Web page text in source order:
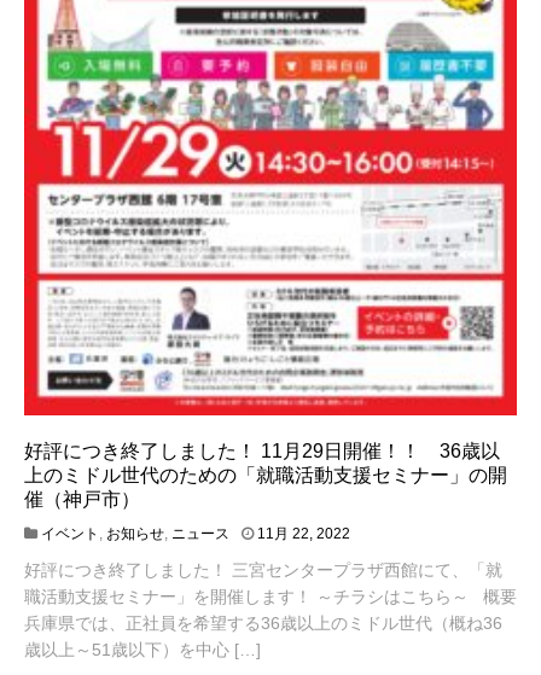
好評につき終了しました！ 11月29日開催！！ 36歳以
上のミドル世代のための「就職活動支援セミナー」の開
催（神戸市）
イベント お知らせ ニュース 11月 22, 2022
月
2
3
好評につき終了しました！ 三宮センタープラザ西館にて、「就
職活動支援セミナー」を開催します！ ～チラシはこちら～ 概要
兵庫県では、正社員を希望する36歳以上のミドル世代（概ね36
歳以上～51歳以下）を中心 […]